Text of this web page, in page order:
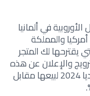
في ألمانيا
والمملكة
يقترحها لك المتجر
والإعلان عن هذه
المنتجات على منصات السوشيال ميديا 2024 لبيعها مقابل